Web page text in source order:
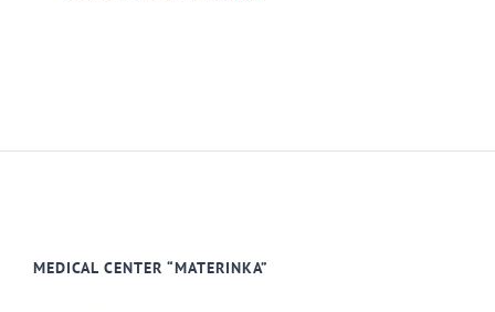
MEDICAL CENTER “MATERINKA”